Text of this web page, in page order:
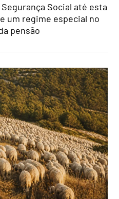
Social até esta
um regime especial no
pensão